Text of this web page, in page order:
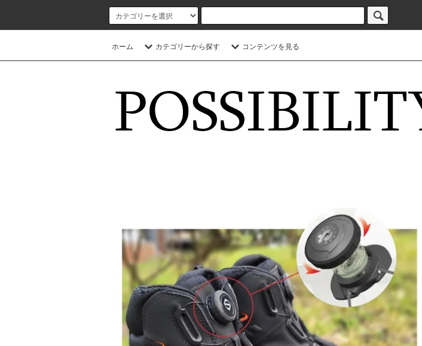
ホーム カテゴリーから探す コンテンツを見る